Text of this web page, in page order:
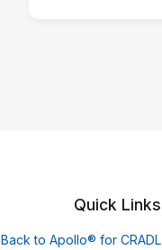
Quick Links
Back to Apollo® for CRADL®